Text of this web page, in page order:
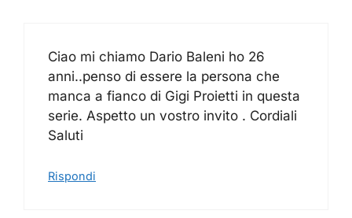
Ciao mi chiamo Dario Baleni ho 26
anni..penso di essere la persona che
manca a fianco di Gigi Proietti in questa
serie. Aspetto un vostro invito . Cordiali
Saluti
Rispondi